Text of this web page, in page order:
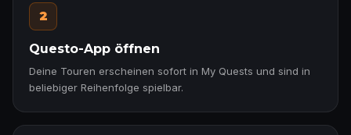
2
Questo-App öffnen
Deine Touren erscheinen sofort in My Quests und sind in
beliebiger Reihenfolge spielbar.